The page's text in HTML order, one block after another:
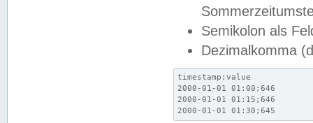
Semikolon als
Dezimalkomma
timestamp;value
2000-01-01 01:00;646
2000-01-01 01:15;646
2000-01-01 01:30;645